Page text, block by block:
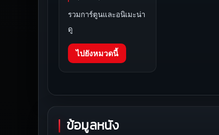
รวมการ์ตูนและอนิเมะน่า
ดู
ไปยังหมวดนี้
ข้อมูลหนัง